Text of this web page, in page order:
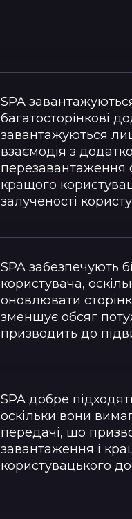
SPA
багатосторінкові
завантажуються
взаємодія з
перезавантаження
кращого
залученості
SPA забезпечують
користувача,
оновлювати
зменшує обсяг
призводить до
SPA добре
оскільки вони
передачі, що
завантаження і
користувацького